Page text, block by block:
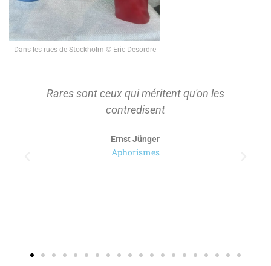
Dans les rues de Stockholm © Eric Desordre
Rares sont ceux qui méritent qu'on les
contredisent
Ernst Jünger
Aphorismes